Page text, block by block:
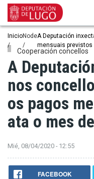
Pasar
contenido
principal
Ruta
de
navegación
InicioNodeA Deputación
mensuais previstos
Cooperación concellos
A
nos
os pagos
ata o mes
Mié, 08/04/2020 - 12:55
FACEBOOK